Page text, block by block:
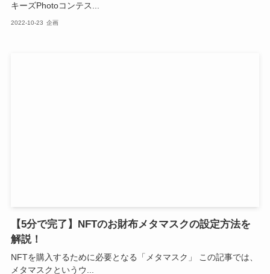
キーズPhotoコンテス...
2022-10-23 企画
【5分で完了】NFTのお財布メタマスクの設定方法を
解説！
NFTを購入するために必要となる「メタマスク」 この記事では、
メタマスクというウ...